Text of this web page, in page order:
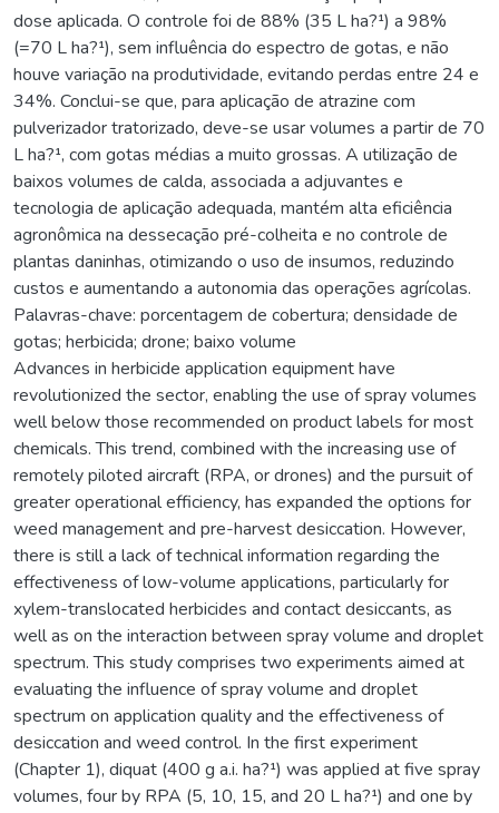
dose aplicada. O controle foi de 88% (35 L ha?¹) a 98%
(=70 L ha?¹), sem influência do espectro de gotas, e não
houve variação na produtividade, evitando perdas entre 24 e
34%. Conclui-se que, para aplicação de atrazine com
pulverizador tratorizado, deve-se usar volumes a partir de 70
L ha?¹, com gotas médias a muito grossas. A utilização de
baixos volumes de calda, associada a adjuvantes e
tecnologia de aplicação adequada, mantém alta eficiência
agronômica na dessecação pré-colheita e no controle de
plantas daninhas, otimizando o uso de insumos, reduzindo
custos e aumentando a autonomia das operações agrícolas.
Palavras-chave: porcentagem de cobertura; densidade de
gotas; herbicida; drone; baixo volume
Advances in herbicide application equipment have
revolutionized the sector, enabling the use of spray volumes
well below those recommended on product labels for most
chemicals. This trend, combined with the increasing use of
remotely piloted aircraft (RPA, or drones) and the pursuit of
greater operational efficiency, has expanded the options for
weed management and pre-harvest desiccation. However,
there is still a lack of technical information regarding the
effectiveness of low-volume applications, particularly for
xylem-translocated herbicides and contact desiccants, as
well as on the interaction between spray volume and droplet
spectrum. This study comprises two experiments aimed at
evaluating the influence of spray volume and droplet
spectrum on application quality and the effectiveness of
desiccation and weed control. In the first experiment
(Chapter 1), diquat (400 g a.i. ha?¹) was applied at five spray
volumes, four by RPA (5, 10, 15, and 20 L ha?¹) and one by